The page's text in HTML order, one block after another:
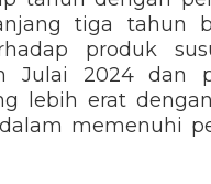
tiga tahun
produk
Julai 2024 dan
lebih erat dengan
memenuhi